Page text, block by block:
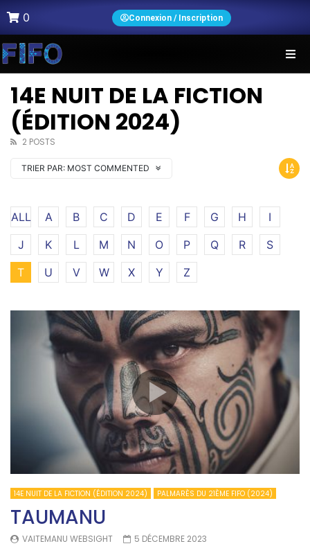
0 Connexion / Inscription
14E NUIT DE LA FICTION
(ÉDITION 2024)
2 POSTS
TRIER PAR: MOST COMMENTED
ALL A B C D E F G H
I
J
K L M N O P Q R
S
T
U V W X Y Z
14E NUIT DE LA FICTION (ÉDITION 2024) PALMARÈS DU 21ÈME FIFO (2024)
TAUMANU
VAITEMANU WEBSIGHT 5 DÉCEMBRE 2023